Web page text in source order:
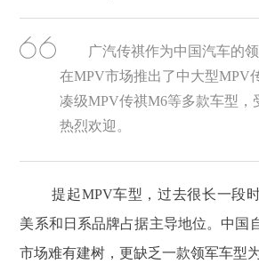
广汽传祺作为中国汽车的
在MPV市场推出了中大型MPV
凑级MPV传祺M6等多款车型，
热烈欢迎。
提起MPV车型，过去很长一段
美系和日系品牌占据主导地位。中国
市场难有建树，更缺乏一款领军车型